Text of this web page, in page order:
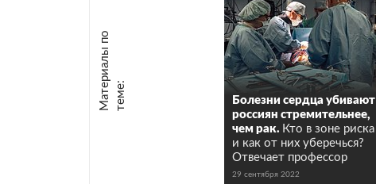
М
а
т е
р
и
а
л
ы
п
о
т
е
м
е :
Болезни сердца убивают
россиян стремительнее,
чем рак. Кто в зоне риска
и как от них уберечься?
Отвечает профессор
29 сентября 2022